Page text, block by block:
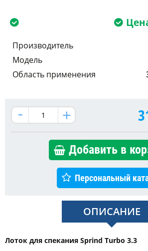
Производитель
Модель
Область применения
Добавить в
Персональный
ОПИСАНИЕ
Лоток для спекания Sprind Turbo 3.3